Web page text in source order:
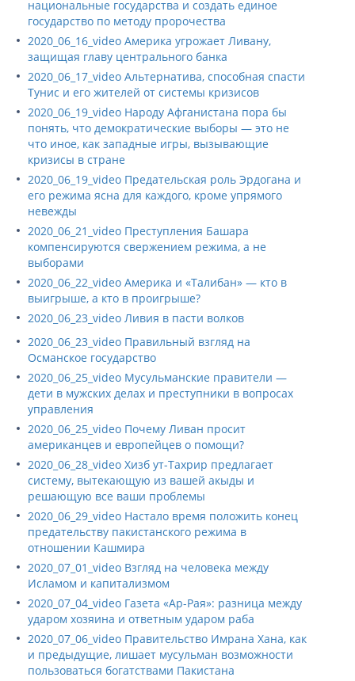
национальные государства и создать единое
государство по методу пророчества
2020_06_16_video Америка угрожает Ливану,
защищая главу центрального банка
2020_06_17_video Альтернатива, способная спасти
Тунис и его жителей от системы кризисов
2020_06_19_video Народу Афганистана пора бы
понять, что демократические выборы — это не
что иное, как западные игры, вызывающие
кризисы в стране
2020_06_19_video Предательская роль Эрдогана и
его режима ясна для каждого, кроме упрямого
невежды
2020_06_21_video Преступления Башара
компенсируются свержением режима, а не
выборами
2020_06_22_video Америка и «Талибан» — кто в
выигрыше, а кто в проигрыше?
2020_06_23_video Ливия в пасти волков
2020_06_23_video Правильный взгляд на
Османское государство
2020_06_25_video Мусульманские правители —
дети в мужских делах и преступники в вопросах
управления
2020_06_25_video Почему Ливан просит
американцев и европейцев о помощи?
2020_06_28_video Хизб ут-Тахрир предлагает
систему, вытекающую из вашей акыды и
решающую все ваши проблемы
2020_06_29_video Настало время положить конец
предательству пакистанского режима в
отношении Кашмира
2020_07_01_video Взгляд на человека между
Исламом и капитализмом
2020_07_04_video Газета «Ар-Рая»: разница между
ударом хозяина и ответным ударом раба
2020_07_06_video Правительство Имрана Хана, как
и предыдущие, лишает мусульман возможности
пользоваться богатствами Пакистана